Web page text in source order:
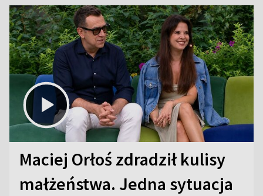
Maciej Orłoś zdradził kulisy
małżeństwa. Jedna sytuacja